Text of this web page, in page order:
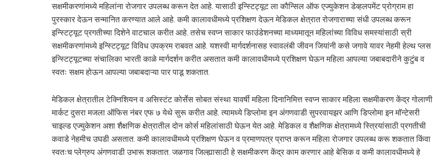
सक्षमीकरणांमध्ये महिलांना रोजगार उपलब्ध करून देत आहे. यासाठी इन्स्टिट्यूट ला कौन्सिल ऑफ एज्युकेशन डेव्हलपमेंट प्रोग्राम हा
पुरस्कार देऊन सन्मानित करण्यात आले आहे. कमी कालावधीमध्ये प्रशिक्षण देऊन मेडिकल क्षेत्रात रोजगाराच्या संधी उपलब्ध करून
इन्स्टिट्यूट प्रगतीच्या दिशेने वाटचाल करीत आहे. तसेच स्वप्न साकार फाउंडेशनच्या माध्यमातून महिलांच्या विविध समस्यांसाठी स्री
सक्षमीकरणांमध्ये इन्स्टिट्यूट विविध उपक्रम राबवत आहे. यशस्वी मार्गदर्शनासह स्वावलंबी जीवन जियांनी कसे जगावे यावर नेहमी हेल्थ प्लस
इन्स्टिट्यूटच्या संचालिका भारती काळे मार्गदर्शन करीत असतात कमी कालावधीमध्ये प्रशिक्षण घेऊन महिला आपल्या जबाबदारीने कुटुंब व
स्वतः सक्षम होऊन आपल्या जबाबदाऱ्या पार पाडू शकतात.
मेडिकल क्षेत्रातील टेक्निशियन व असिस्टंट कोर्सेस सोबत संस्था यावर्षी महिला दिनानिमित्त स्वप्न साकार महिला सक्षमीकरण केंद्र गोलाणी
मार्कट दुसरा मजला ऑफिस नंबर एफ ७ येथे सुरू करीत आहे. त्यामध्ये डिप्लोमा इन अंगणवाडी सुपरवायझर आणि डिप्लोमा इन मॉन्टेसरी
चाइल्ड एज्युकेशन अशा शैक्षणिक क्षेत्रातील दोन कोर्स महिलांसाठी घेऊन येत आहे. मेडिकल व शैक्षणिक क्षेत्रामध्ये स्त्रियांसाठी प्रगतीची
कवाडे नेहमीच उघडी असतात. कमी कालावधीमध्ये प्रशिक्षण घेऊन व प्रमाणपत्र प्राप्त करून महिला रोजगार उपलब्ध करू शकतात किंवा
स्वतःच प्लेग्रुप अंगणवाडी उभारू शकतात. जळगाव जिल्ह्यासाठी हे सक्षमीकरण केंद्र काम करणार आहे बेसिक व कमी कालावधीमध्ये हे